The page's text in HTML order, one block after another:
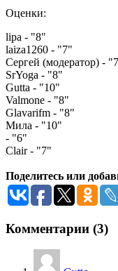
Оценки:
lipa - "8"
laiza1260 - "7"
Сергей (модератор) -
SrYoga - "8"
Gutta - "10"
Valmone - "8"
Glavarifm - "8"
Мила - "10"
- "6"
Clair - "7"
Поделитесь или
Комментарии (3)